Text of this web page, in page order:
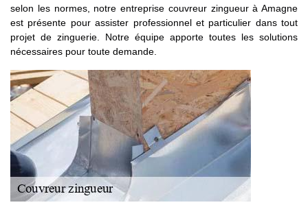
selon les normes, notre entreprise couvreur zingueur à Amagne
est présente pour assister professionnel et particulier dans tout
projet de zinguerie. Notre équipe apporte toutes les solutions
nécessaires pour toute demande.